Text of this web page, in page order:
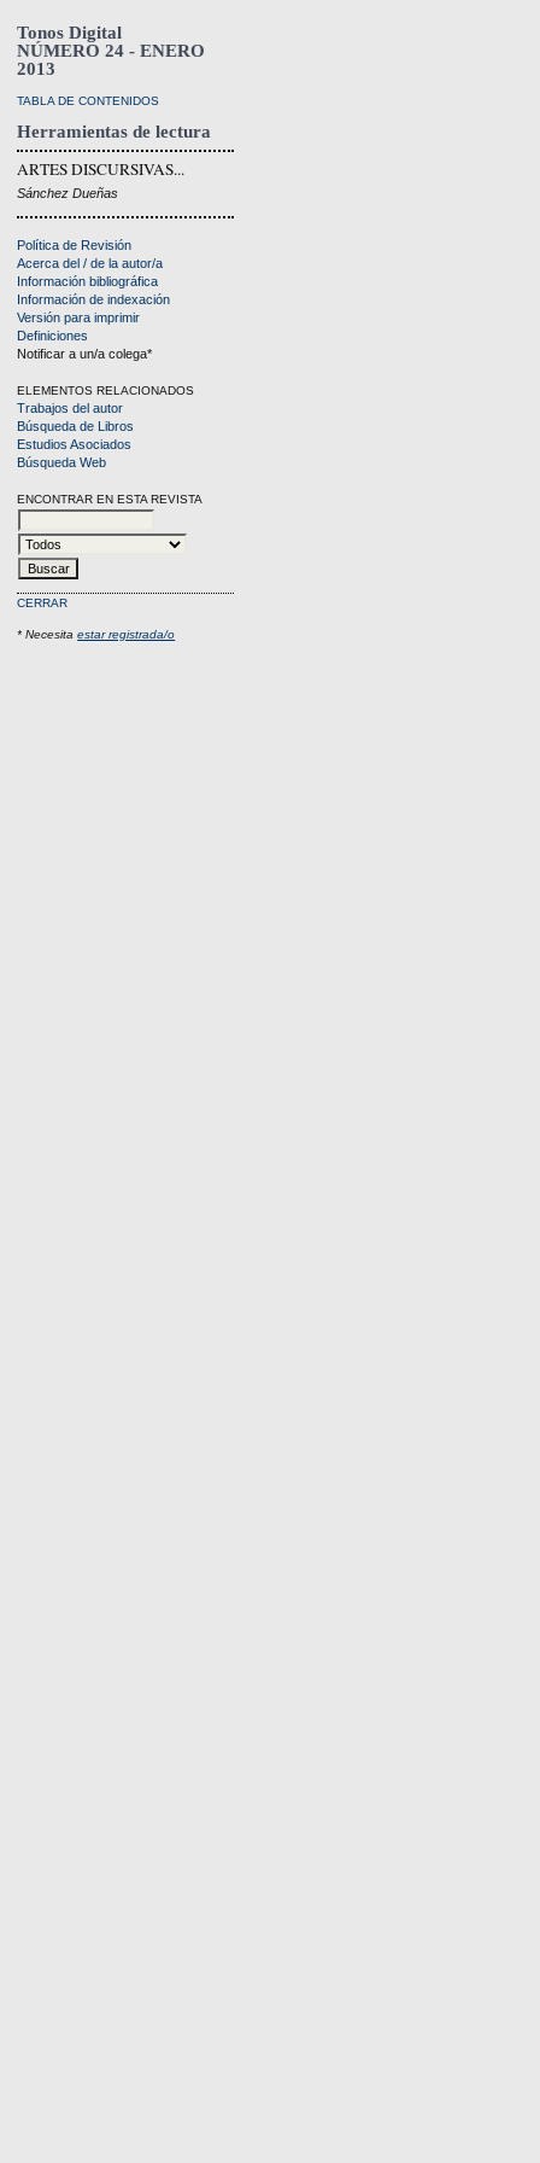
Tonos Digital
NÚMERO 24 - ENERO
2013
TABLA DE CONTENIDOS
Herramientas de lectura
ARTES DISCURSIVAS...
Sánchez Dueñas
Política de Revisión
Acerca del / de la autor/a
Información bibliográfica
Información de indexación
Versión para imprimir
Definiciones
Notificar a un/a colega*
ELEMENTOS RELACIONADOS
Trabajos del autor
Búsqueda de Libros
Estudios Asociados
Búsqueda Web
ENCONTRAR EN ESTA REVISTA
CERRAR
* Necesitaestar registrada/o